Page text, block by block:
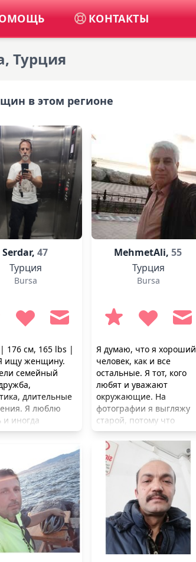
КОНТАКТЫ
Турция
в этом регионе
Serdar,47
Турция
Bursa
176 см, 165 lbs |
ищу женщину.
семейный
длительные
Я люблю
и иногда
MehmetAli,55
Турция
Bursa
Я думаю, что я хороший
человек, как и все
остальные. Я тот, кого
любят и уважают
окружающие. На
фотографии я выгляжу
старой, потому что
волосы рано седеют, но
я в хорошей форме. Я
работаю семейным
врачом в Бурсе. Я
дважды женился на
турчанках. Я не смог
поладить с ними обоими
и ушел. У меня 4 детей.
Все они живут со своими
матерями. Иногда они
остаются со мной на